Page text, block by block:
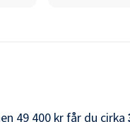
49 400 krfår du cirka